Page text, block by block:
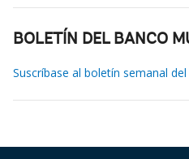
BOLETÍN DEL BANCO
Suscríbase al boletín semanal